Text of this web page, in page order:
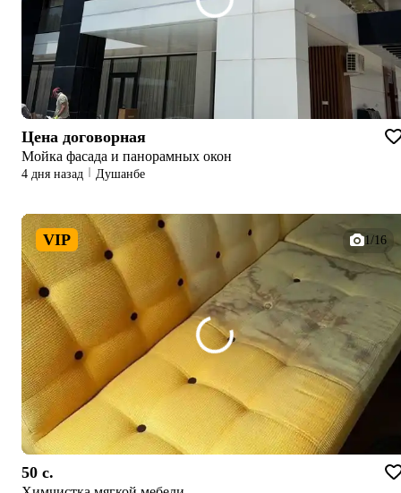
Цена договорная
Мойка фасада и панорамных окон
4 дня назад Душанбе
VIP 1/16
50 c.